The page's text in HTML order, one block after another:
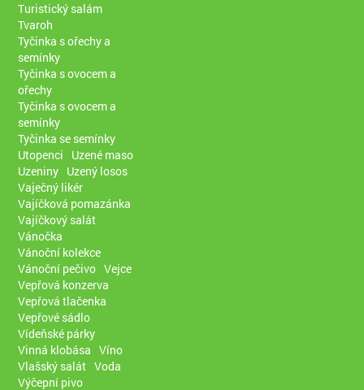
Turistický salám
Tvaroh
Tyčinka s ořechy a
semínky
Tyčinka s ovocem a
ořechy
Tyčinka s ovocem a
semínky
Tyčinka se semínky
Utopenci
Uzené maso
Uzeniny Uzený losos
Vaječný likér
Vajíčková pomazánka
Vajíčkový salát
Vánočka
Vánoční kolekce
Vánoční pečivo Vejce
Vepřová konzerva
Vepřová tlačenka
Vepřové sádlo
Vídeňské párky
Vinná klobása Víno
Vlašský salát Voda
Výčepní pivo